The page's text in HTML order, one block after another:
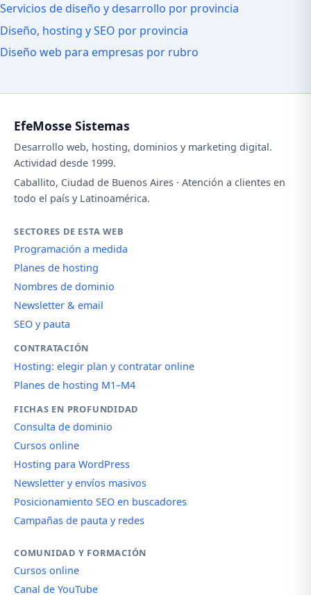
Servicios de diseño y desarrollo por provincia
Diseño, hosting y SEO por provincia
Diseño web para empresas por rubro
EfeMosse Sistemas
Desarrollo web, hosting, dominios y marketing digital.
Actividad desde 1999.
Caballito, Ciudad de Buenos Aires · Atención a clientes en
todo el país y Latinoamérica.
SECTORES DE ESTA WEB
Programación a medida
Planes de hosting
Nombres de dominio
Newsletter & email
SEO y pauta
CONTRATACIÓN
Hosting: elegir plan y contratar online
Planes de hosting M1–M4
FICHAS EN PROFUNDIDAD
Consulta de dominio
Cursos online
Hosting para WordPress
Newsletter y envíos masivos
Posicionamiento SEO en buscadores
Campañas de pauta y redes
COMUNIDAD Y FORMACIÓN
Cursos online
Canal de YouTube